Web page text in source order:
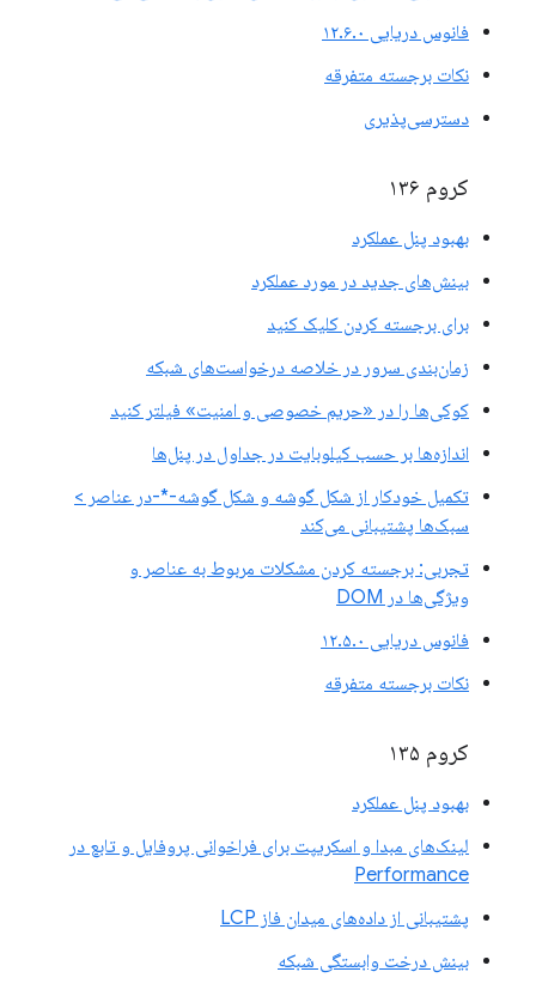
فانوس دریایی ۱۲.۶.۰
نکات برجسته متفرقه
دسترسی‌پذیری
کروم ۱۳۶
بهبود پنل عملکرد
بینش‌های جدید در مورد عملکرد
برای برجسته کردن کلیک کنید
زمان‌بندی سرور در خلاصه درخواست‌های شبکه
کوکی‌ها را در «حریم خصوصی و امنیت» فیلتر کنید
اندازه‌ها بر حسب کیلوبایت در جداول در پنل‌ها
تکمیل خودکار از شکل گوشه و شکل گوشه-*-در عناصر >
سبک‌ها پشتیبانی می‌کند
تجربی: برجسته کردن مشکلات مربوط به عناصر و
ویژگی‌ها در DOM
فانوس دریایی ۱۲.۵.۰
نکات برجسته متفرقه
کروم ۱۳۵
بهبود پنل عملکرد
لینک‌های مبدا و اسکریپت برای فراخوانی پروفایل و تابع در
Performance
پشتیبانی از داده‌های میدان فاز LCP
بینش درخت وابستگی شبکه